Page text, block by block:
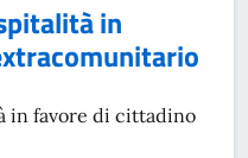
in
in favore di cittadino